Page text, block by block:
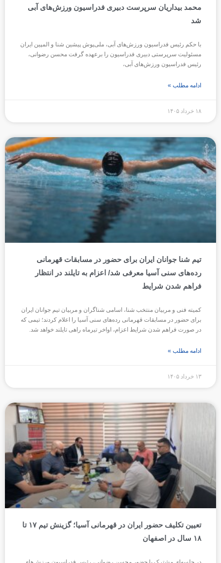
محمد بیداریان سرپرست دبیری فدراسیون ورزش‌های آبی
شد
با حکم رئیس فدراسیون ورزش‌های آبی، ملی‌پوش پیشین شنا و المپین ایران
مسئولیت سرپرستی دبیری فدراسیون را برعهده گرفت محسن رضوانی،
رئیس فدراسیون ورزش‌های آبی،
ادامه مطلب »
۱۸ خرداد ۱۴۰۵
تیم شنا جوانان ایران برای حضور در مسابقات قهرمانی
رده‌های سنی آسیا معرفی شد/ اعزام به تایلند در انتظار
فراهم شدن شرایط
کمیته فنی و مربیان منتخب شنا، اسامی شناگران و مربیان تیم جوانان ایران
برای حضور در مسابقات قهرمانی رده‌های سنی آسیا را اعلام کردند؛ تیمی که
در صورت فراهم شدن شرایط اعزام، اواخر تیرماه راهی تایلند خواهد شد.
ادامه مطلب »
۱۳ خرداد ۱۴۰۵
تعیین تکلیف حضور ایران در قهرمانی آسیا؛ گزینش تیم ۱۷ تا
۱۸ سال در اصفهان